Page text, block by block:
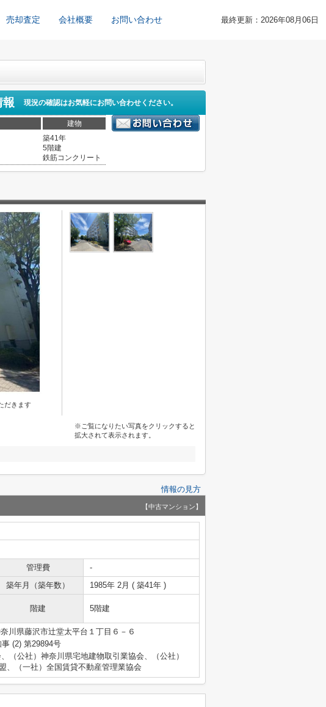
売却査定 会社概要 お問い合わせ 最終更新：2026年08月06日
報 現況の確認はお気軽にお問い合わせください。
建物
築41年
5階建
鉄筋コンクリート
だきます
※ご覧になりたい写真をクリックすると
拡大されて表示されます。
情報の見方
【中古マンション】
管理費
-
築年月（築年数） 1985年 2月 ( 築41年 )
階建 5階建
川県藤沢市辻堂太平台１丁目６－６
(2) 第29894号
（公社）神奈川県宅地建物取引業協会、（公社）
、（一社）全国賃貸不動産管理業協会